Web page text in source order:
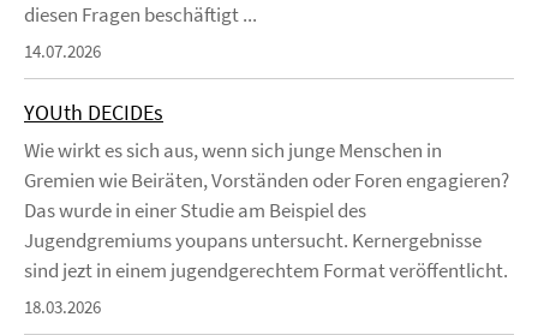
diesen Fragen beschäftigt ...
14.07.2026
YOUth DECIDEs
Wie wirkt es sich aus, wenn sich junge Menschen in
Gremien wie Beiräten, Vorständen oder Foren engagieren?
Das wurde in einer Studie am Beispiel des
Jugendgremiums youpans untersucht. Kernergebnisse
sind jezt in einem jugendgerechtem Format veröffentlicht.
18.03.2026